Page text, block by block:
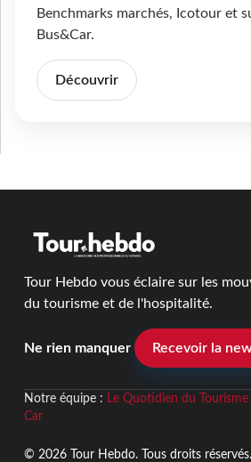
Benchmarks marchés, Icotour et
Bus&Car.
Découvrir
Tour Hebdo vous éclaire sur les
du tourisme et de l'hospitalité.
Ne rien manquer Recevoir la
Notre équipe : Le Quotidien du Tourisme
Car
© 2026 Tour Hebdo. Tous droits réservés.